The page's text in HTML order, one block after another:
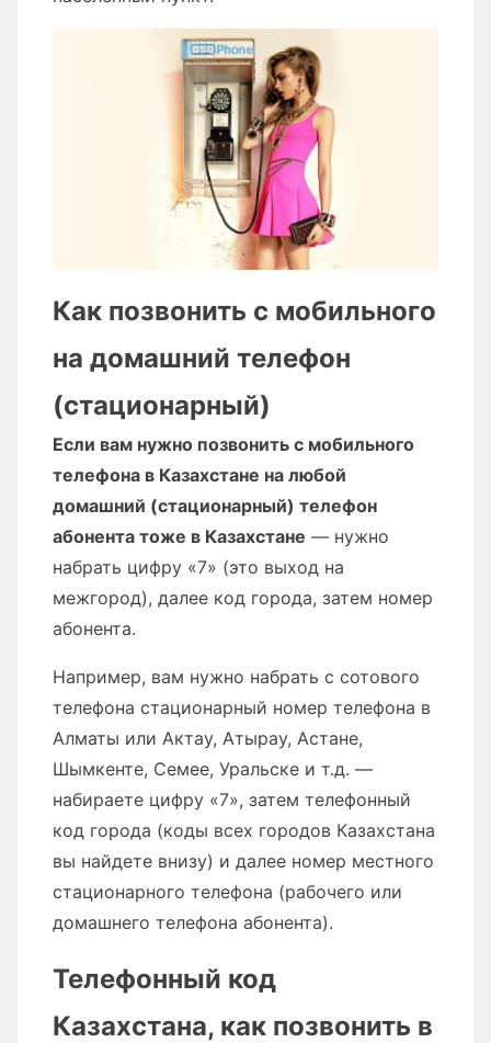
Как позвонить с мобильного
на домашний телефон
(стационарный)
Если вам нужно позвонить с мобильного
телефона в Казахстане на любой
домашний (стационарный) телефон
абонента тоже в Казахстане — нужно
набрать цифру «7» (это выход на
межгород), далее код города, затем номер
абонента.
Например, вам нужно набрать с сотового
телефона стационарный номер телефона в
Алматы или Актау, Атырау, Астане,
Шымкенте, Семее, Уральске и т.д. —
набираете цифру «7», затем телефонный
код города (коды всех городов Казахстана
вы найдете внизу) и далее номер местного
стационарного телефона (рабочего или
домашнего телефона абонента).
Телефонный код
Казахстана, как позвонить в